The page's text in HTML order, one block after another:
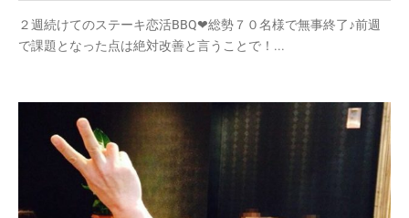
２週続けてのステーキ恋活BBQ❤総勢７０名様で無事終了♪前週
で課題となった点は絶対改善と言うことで！...